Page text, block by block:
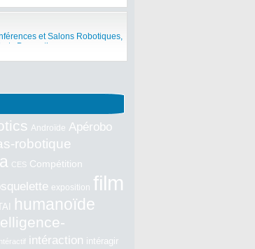
Sept à huit –
4 juillet 2010
,Spécialistes
Philoo
et Salons Robotiques,
Androïde Apérobo
robotique
CES Compétition
exposition film
humanoïde
intéractif intéraction intéragir